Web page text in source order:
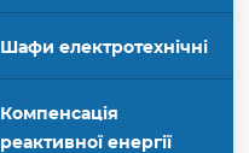
Шафи електротехнічні
Компенсація
реактивної енергії